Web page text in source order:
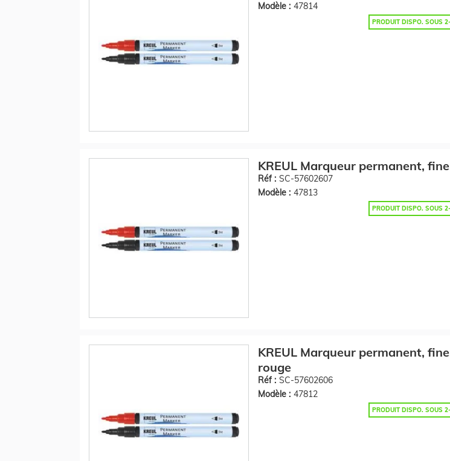
Modèle : 47814
PRODUIT DISPO. SOUS
KREUL Marqueur permanent,
Réf : SC-57602607
Modèle : 47813
PRODUIT DISPO. SOUS
KREUL Marqueur permanent,
rouge
Réf : SC-57602606
Modèle : 47812
PRODUIT DISPO. SOUS